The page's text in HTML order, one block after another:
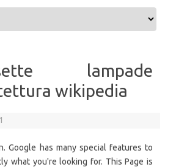
lampade
wikipedia
Google has many special features to
what you're looking for. This Page is